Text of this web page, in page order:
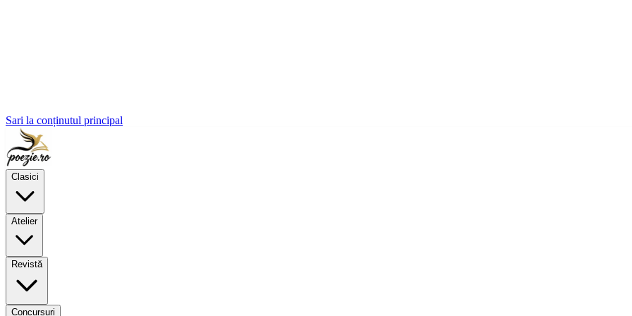
Sari la conținutul principal
Clasici
Atelier
Revistă
Concursuri